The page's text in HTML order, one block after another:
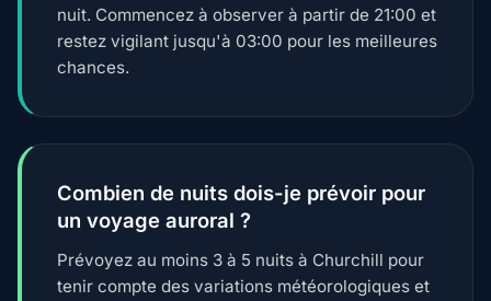
nuit. Commencez à observer à partir de 21:00 et
restez vigilant jusqu'à 03:00 pour les meilleures
chances.
Combien de nuits dois-je prévoir pour
un voyage auroral ?
Prévoyez au moins 3 à 5 nuits à Churchill pour
tenir compte des variations météorologiques et